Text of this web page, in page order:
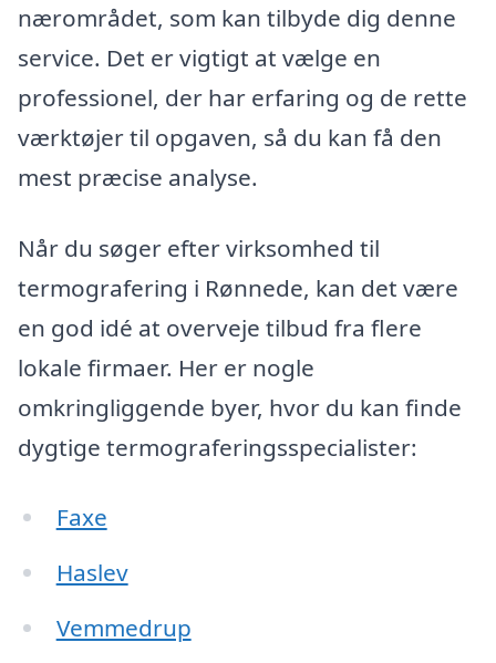
nærområdet, som kan tilbyde dig denne
service. Det er vigtigt at vælge en
professionel, der har erfaring og de rette
værktøjer til opgaven, så du kan få den
mest præcise analyse.
Når du søger efter virksomhed til
termografering i Rønnede, kan det være
en god idé at overveje tilbud fra flere
lokale firmaer. Her er nogle
omkringliggende byer, hvor du kan finde
dygtige termograferingsspecialister:
Faxe
Haslev
Vemmedrup